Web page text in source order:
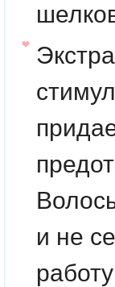
и не